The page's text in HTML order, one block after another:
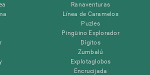
Ranaventuras
Línea de Caramelos
Puzles
Pingüino Explorador
Dígitos
Zumbalú
Explotaglobos
Encrucijada